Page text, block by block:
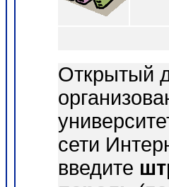
Открытый
сети
введите